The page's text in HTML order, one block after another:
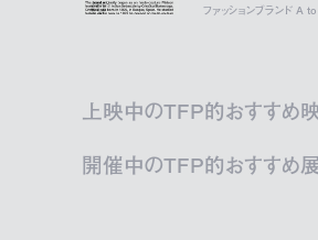
ファッションブランド A
上映中のTFP的おすすめ
開催中のTFP的おすすめ